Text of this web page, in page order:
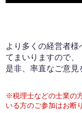
より多くの経営者
てまいりますので、
是非、率直なご意見
※税理士などの士業の
いる方のご参加はお断